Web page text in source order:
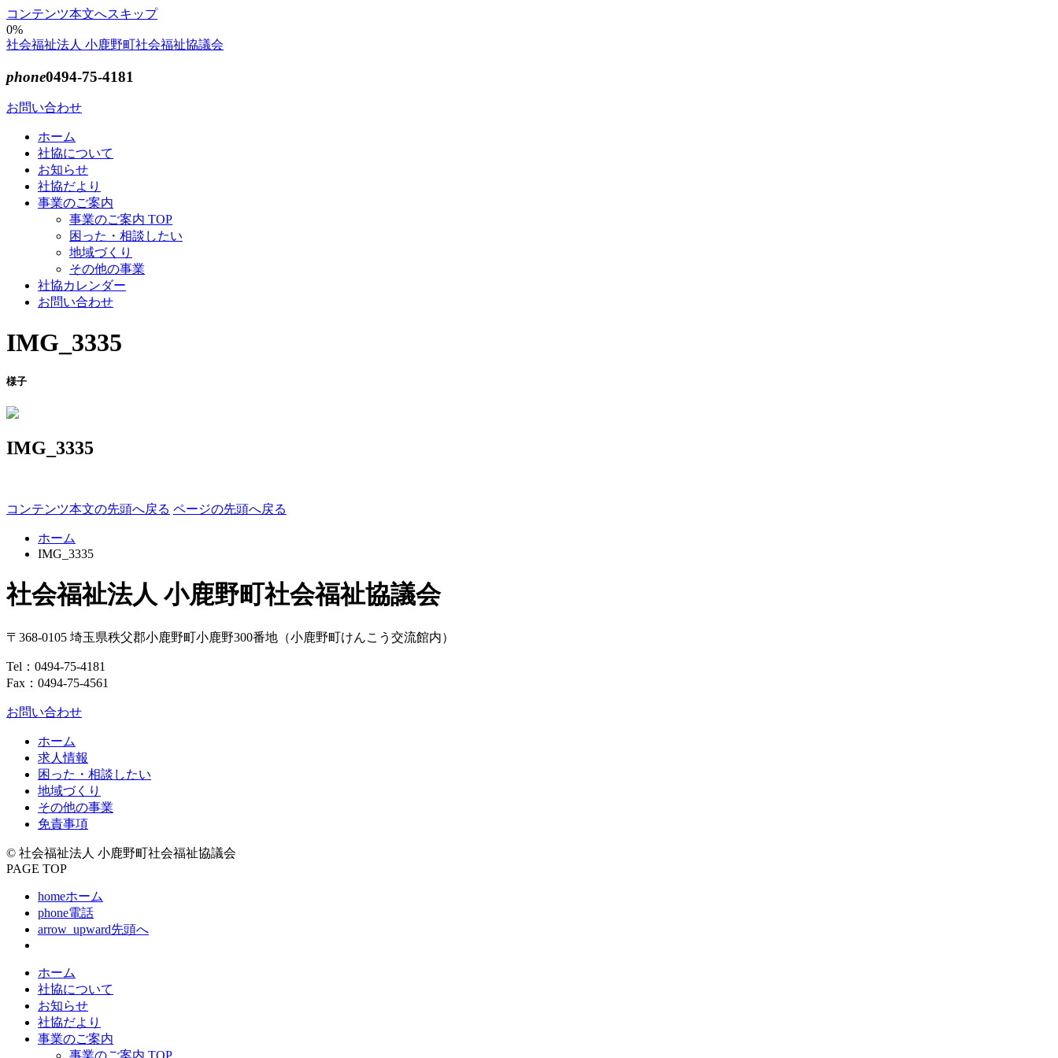
コンテンツ本文へスキップ
0%
社会福祉法人 小鹿野町社会福祉協議会
phone0494-75-4181
お問い合わせ
ホーム
社協について
お知らせ
社協だより
事業のご案内
事業のご案内 TOP
困った・相談したい
地域づくり
その他の事業
社協カレンダー
お問い合わせ
IMG_3335
様子
IMG_3335
コンテンツ本文の先頭へ戻る ページの先頭へ戻る
ホーム
IMG_3335
社会福祉法人 小鹿野町社会福祉協議会
〒368-0105 埼玉県秩父郡小鹿野町小鹿野300番地 （小鹿野町けんこう交流館内）
Tel： 0494-75-4181
Fax：0494-75-4561
お問い合わせ
ホーム
求人情報
困った・相談したい
地域づくり
その他の事業
免責事項
© 社会福祉法人 小鹿野町社会福祉協議会
PAGE TOP
homeホーム
phone電話
arrow_upward先頭へ
ホーム
社協について
お知らせ
社協だより
事業のご案内
事業のご案内 TOP